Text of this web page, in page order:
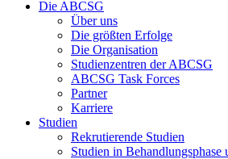
Die ABCSG
Über uns
Die größten Erfolge
Die Organisation
Studienzentren der ABCSG
ABCSG Task Forces
Partner
Karriere
Studien
Rekrutierende Studien
Studien in